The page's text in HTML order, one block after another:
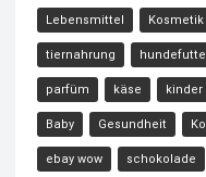
Lebensmittel Kosmetik
tiernahrung
parfüm käse kinder
Baby Gesundheit
ebay wow schokolade